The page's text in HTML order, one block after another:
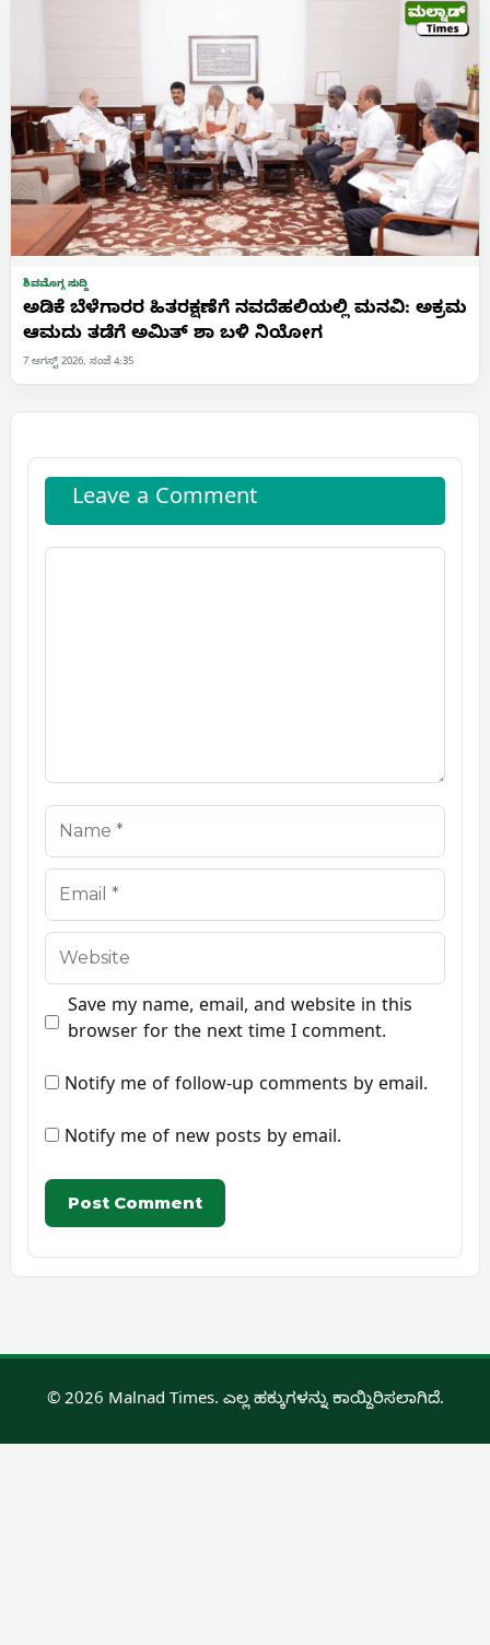
ಶಿವಮೊಗ್ಗ ಸುದ್ದಿ
ಅಡಿಕೆ ಬೆಳೆಗಾರರ ಹಿತರಕ್ಷಣೆಗೆ ನವದೆಹಲಿಯಲ್ಲಿ ಮನವಿ: ಅಕ್ರಮ
ಆಮದು ತಡೆಗೆ ಅಮಿತ್ ಶಾ ಬಳಿ ನಿಯೋಗ
7 ಆಗಸ್ಟ್ 2026, ಸಂಜೆ 4:35
Leave a Comment
Comment
Name
Email
Website
Save my name, email, and website in this
browser for the next time I comment.
Notify me of follow-up comments by email.
Notify me of new posts by email.
© 2026 Malnad Times. ಎಲ್ಲ ಹಕ್ಕುಗಳನ್ನು ಕಾಯ್ದಿರಿಸಲಾಗಿದೆ.